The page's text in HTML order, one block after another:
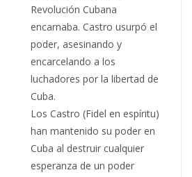
Revolución Cubana
encarnaba. Castro usurpó el
poder, asesinando y
encarcelando a los
luchadores por la libertad de
Cuba.
Los Castro (Fidel en espíritu)
han mantenido su poder en
Cuba al destruir cualquier
esperanza de un poder